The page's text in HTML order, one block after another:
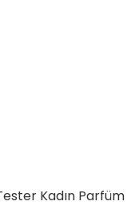
Kadın Parfüm